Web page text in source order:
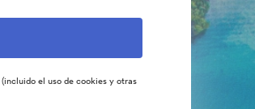
(incluido el uso de cookies y otras